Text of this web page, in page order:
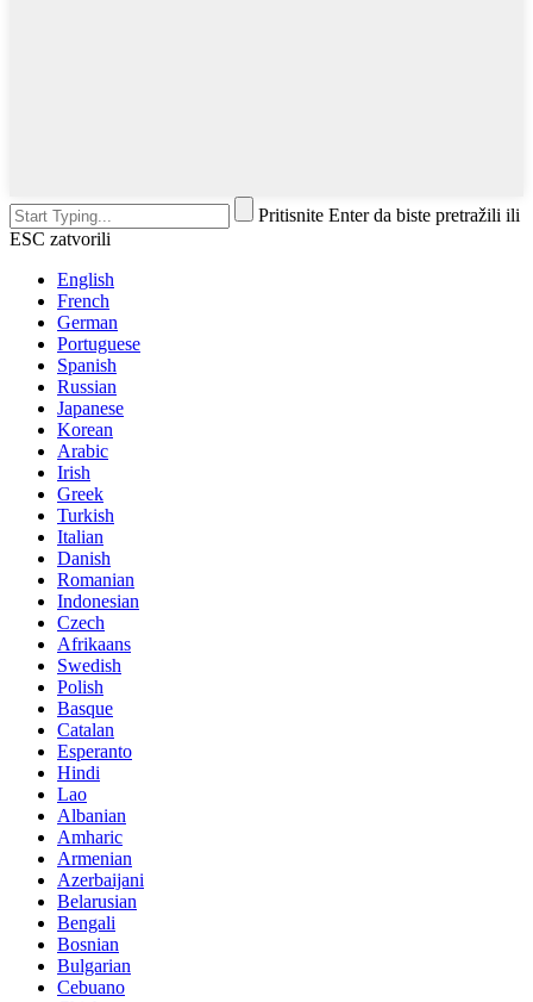
Pritisnite Enter da biste pretražili ili
ESC zatvorili
English
French
German
Portuguese
Spanish
Russian
Japanese
Korean
Arabic
Irish
Greek
Turkish
Italian
Danish
Romanian
Indonesian
Czech
Afrikaans
Swedish
Polish
Basque
Catalan
Esperanto
Hindi
Lao
Albanian
Amharic
Armenian
Azerbaijani
Belarusian
Bengali
Bosnian
Bulgarian
Cebuano